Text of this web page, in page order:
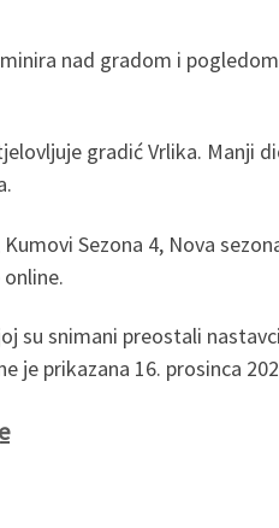
nad gradom i
gradić Vrlika. Manji
Sezona 4, Nova
su snimani preostali
je prikazana 16. prosinca